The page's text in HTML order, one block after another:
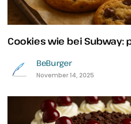
Cookies wie bei Subway:
BeBurger
November 14, 2025